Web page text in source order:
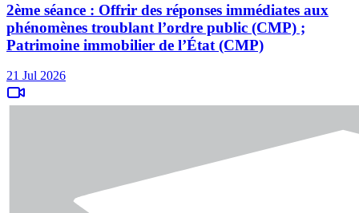
2ème séance : Offrir des réponses immédiates aux
phénomènes troublant l’ordre public (CMP) ;
Patrimoine immobilier de l’État (CMP)
21 Jul 2026